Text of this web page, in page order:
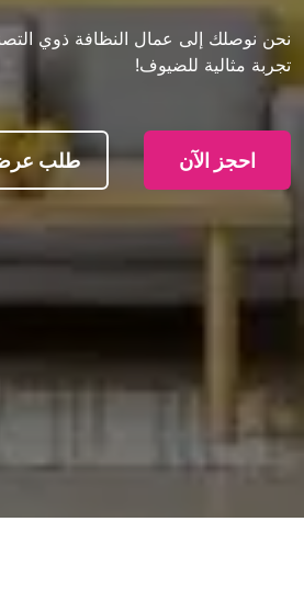
عمال النظافة ذوي التصنيف العالي،
للضيوف!
طلب عرض توضيحي